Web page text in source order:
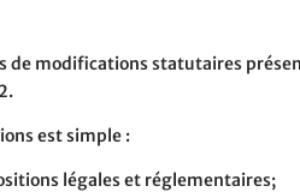
de modifications statutaires
est simple :
légales et réglementaires;